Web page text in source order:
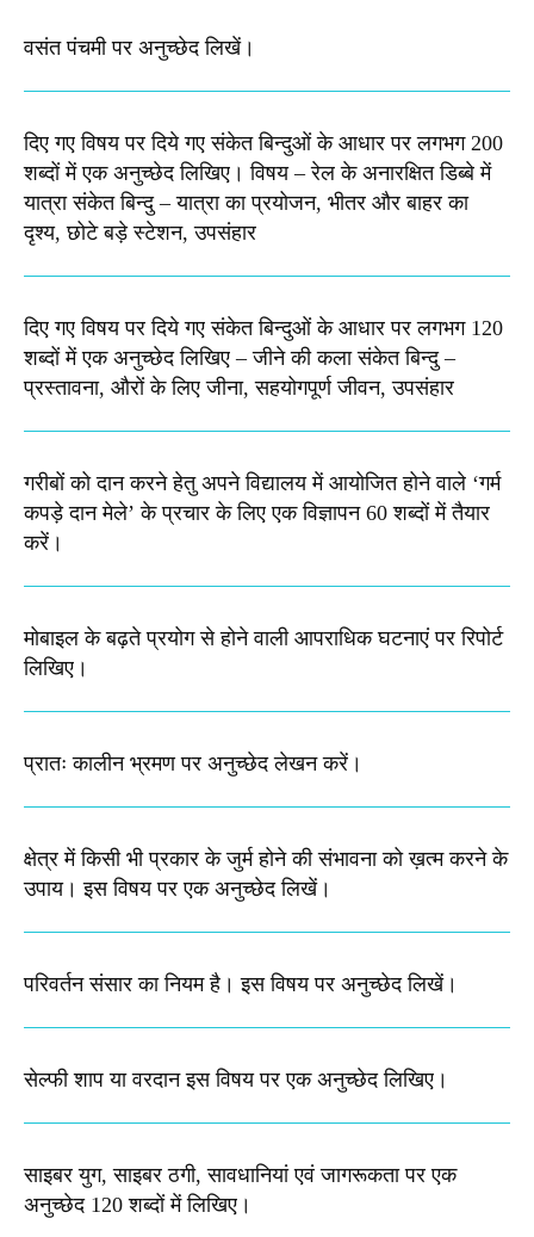
वसंत पंचमी पर अनुच्छेद लिखें।
दिए गए विषय पर दिये गए संकेत बिन्दुओं के आधार पर लगभग 200
शब्दों में एक अनुच्छेद लिखिए। विषय – रेल के अनारक्षित डिब्बे में
यात्रा संकेत बिन्दु – यात्रा का प्रयोजन, भीतर और बाहर का
दृश्य, छोटे बड़े स्टेशन, उपसंहार
दिए गए विषय पर दिये गए संकेत बिन्दुओं के आधार पर लगभग 120
शब्दों में एक अनुच्छेद लिखिए – जीने की कला संकेत बिन्दु –
प्रस्तावना, औरों के लिए जीना, सहयोगपूर्ण जीवन, उपसंहार
गरीबों को दान करने हेतु अपने विद्यालय में आयोजित होने वाले ‘गर्म
कपड़े दान मेले’ के प्रचार के लिए एक विज्ञापन 60 शब्दों में तैयार
करें।
मोबाइल के बढ़ते प्रयोग से होने वाली आपराधिक घटनाएं पर रिपोर्ट
लिखिए।
प्रातः कालीन भ्रमण पर अनुच्छेद लेखन करें।
क्षेत्र में किसी भी प्रकार के जुर्म होने की संभावना को ख़त्म करने के
उपाय। इस विषय पर एक अनुच्छेद लिखें।
परिवर्तन संसार का नियम है। इस विषय पर अनुच्छेद लिखें।
सेल्फी शाप या वरदान इस विषय पर एक अनुच्छेद लिखिए।
साइबर युग, साइबर ठगी, सावधानियां एवं जागरूकता पर एक
अनुच्छेद 120 शब्दों में लिखिए।